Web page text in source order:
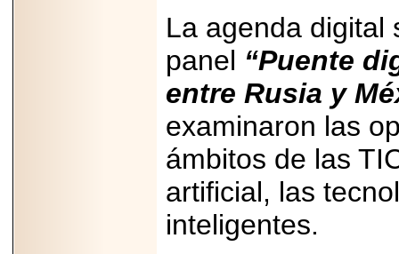
La agenda digital
panel “Puente
entre Rusia y
examinaron las
ámbitos de las
artificial, las
inteligentes.